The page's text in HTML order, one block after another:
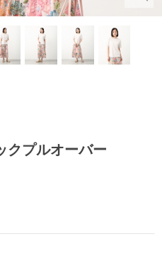
クプルオーバー